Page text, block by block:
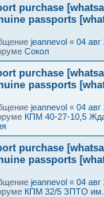
purchase
passports
jeannevol « 04 авг
Сокол
purchase
passports
jeannevol « 04 авг
КПМ 40-27-10,5
purchase
passports
jeannevol « 04 авг
КПМ 32/5 ЗПТО им.